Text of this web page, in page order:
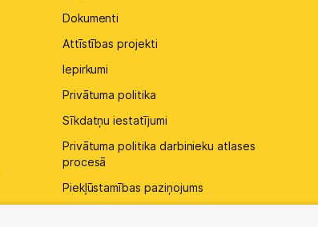
Dokumenti
Attīstības projekti
Iepirkumi
Privātuma politika
Sīkdatņu iestatījumi
Privātuma politika darbinieku atlases
procesā
Piekļūstamības paziņojums